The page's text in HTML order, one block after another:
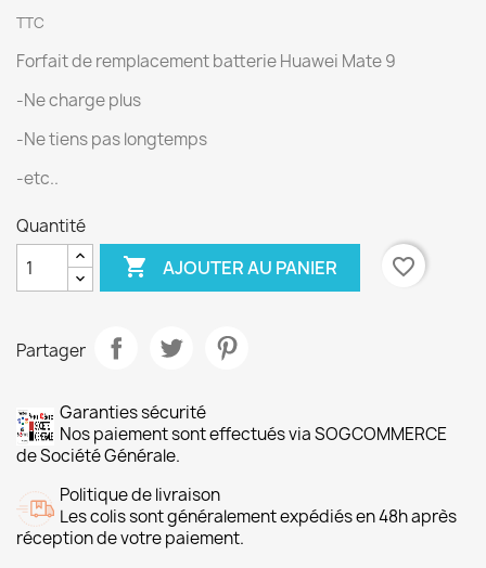
TTC
Forfait de remplacement batterie Huawei Mate 9
-Ne charge plus
-Ne tiens pas longtemps
-etc..
Quantité
 AJOUTER AU PANIER favorite_border
Partager
Garanties sécurité
Nos paiement sont effectués via SOGCOMMERCE
de Société Générale.
Politique de livraison
Les colis sont généralement expédiés en 48h après
réception de votre paiement.